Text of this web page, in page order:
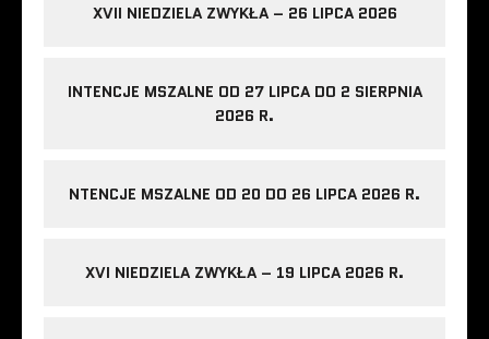
XVII NIEDZIELA ZWYKŁA – 26 LIPCA 2026
INTENCJE MSZALNE OD 27 LIPCA DO 2 SIERPNIA
2026 R.
NTENCJE MSZALNE OD 20 DO 26 LIPCA 2026 R.
XVI NIEDZIELA ZWYKŁA – 19 LIPCA 2026 R.